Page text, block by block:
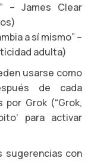
– James Clear
a sí mismo” –
adulta)
usarse como
de cada
Grok (“Grok,
para activar
sugerencias con